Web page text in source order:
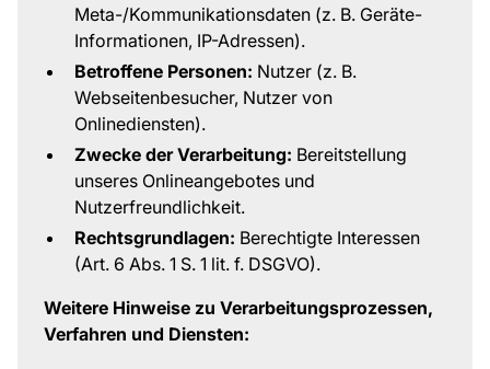
Meta-/Kommunikationsdaten (z. B. Geräte-
Informationen, IP-Adressen).
Betroffene Personen: Nutzer (z. B.
Webseitenbesucher, Nutzer von
Onlinediensten).
Zwecke der Verarbeitung: Bereitstellung
unseres Onlineangebotes und
Nutzerfreundlichkeit.
Rechtsgrundlagen: Berechtigte Interessen
(Art. 6 Abs. 1 S. 1 lit. f. DSGVO).
Weitere Hinweise zu Verarbeitungsprozessen,
Verfahren und Diensten: